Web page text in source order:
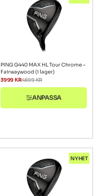
PING G440 MAX HL Tour Chrome –
Fairwaywood (i lager)
4599KR
3999KR
ANPASSA
NYHET